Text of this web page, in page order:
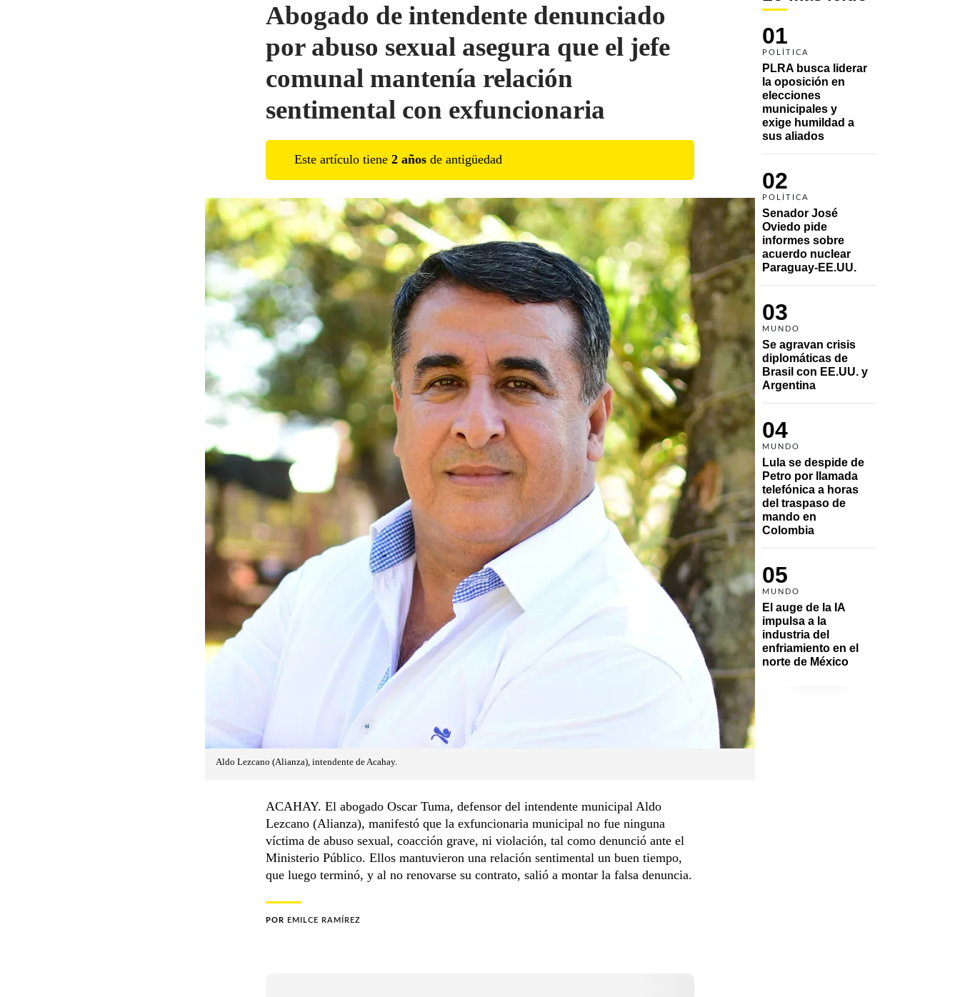
01
POLÍTICA
PLRA busca liderar
la oposición en
elecciones
municipales y
exige humildad a
sus aliados
02
POLÍTICA
Senador José
Oviedo pide
informes sobre
acuerdo nuclear
Paraguay-EE.UU.
03
MUNDO
Se agravan crisis
diplomáticas de
Brasil con EE.UU. y
Argentina
04
MUNDO
Lula se despide de
Petro por llamada
telefónica a horas
del traspaso de
mando en
Colombia
05
MUNDO
El auge de la IA
impulsa a la
industria del
enfriamiento en el
norte de México
Abogado de intendente denunciado
por abuso sexual asegura que el jefe
comunal mantenía relación
sentimental con exfuncionaria
Este artículo tiene 2 años de antigüedad
Aldo Lezcano (Alianza), intendente de Acahay.
ACAHAY. El abogado Oscar Tuma, defensor del intendente municipal Aldo
Lezcano (Alianza), manifestó que la exfuncionaria municipal no fue ninguna
víctima de abuso sexual, coacción grave, ni violación, tal como denunció ante el
Ministerio Público. Ellos mantuvieron una relación sentimental un buen tiempo,
que luego terminó, y al no renovarse su contrato, salió a montar la falsa denuncia.
POR EMILCE RAMÍREZ